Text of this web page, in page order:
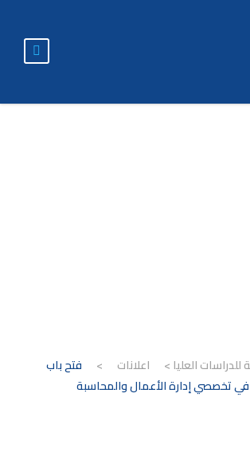
للدراسات العليا > اعلانات >
فتح باب
في تخصصي إدارة الأعمال والمحاسبة